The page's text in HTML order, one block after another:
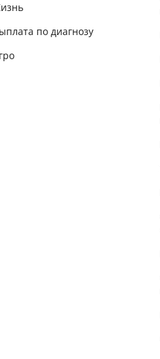
по диагнозу